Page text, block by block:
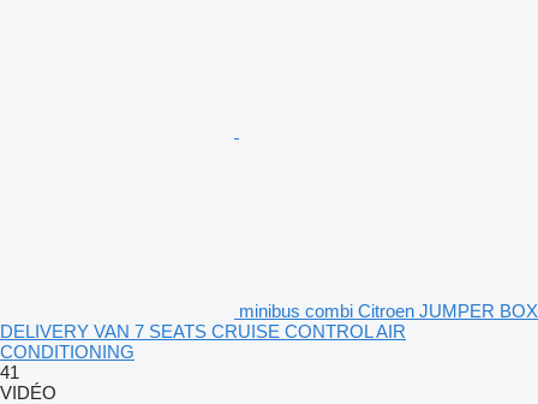
minibus combi Citroen JUMPER BOX
DELIVERY VAN 7 SEATS CRUISE CONTROL AIR
CONDITIONING
41
VIDÉO